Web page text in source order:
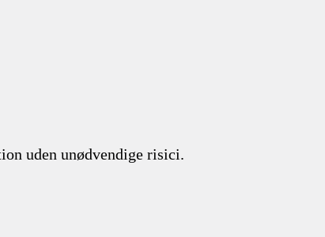
uden unødvendige risici.